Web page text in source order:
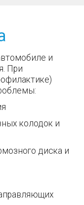
и
При
колодок и
диска и